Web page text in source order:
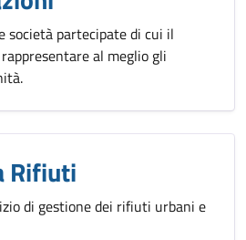
società partecipate di cui il
al meglio gli
Rifiuti
di gestione dei rifiuti urbani e